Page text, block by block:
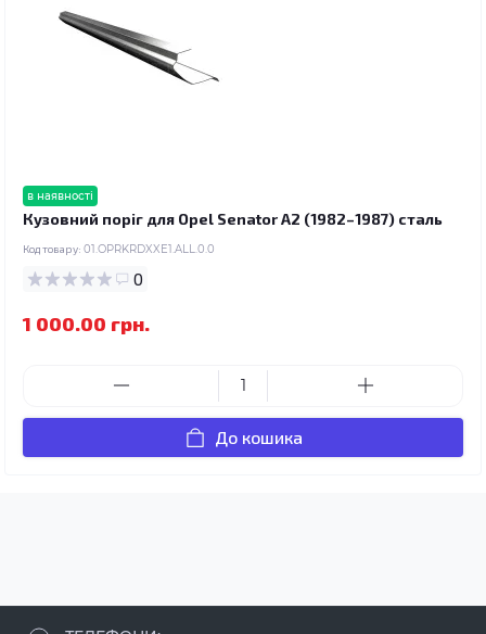
в наявності
Кузовний поріг для Opel Senator A2 (1982–1987) сталь
Код товару: 01.OPRKRDXXE1.ALL.0.0
0
1 000.00 грн.
До кошика